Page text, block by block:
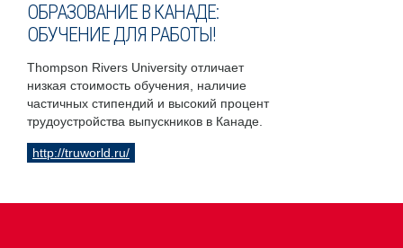
ОБРАЗОВАНИЕ В КАНАДЕ:
ОБУЧЕНИЕ ДЛЯ РАБОТЫ!
Thompson Rivers University отличает
низкая стоимость обучения, наличие
частичных стипендий и высокий процент
трудоустройства выпускников в Канаде.
http://truworld.ru/